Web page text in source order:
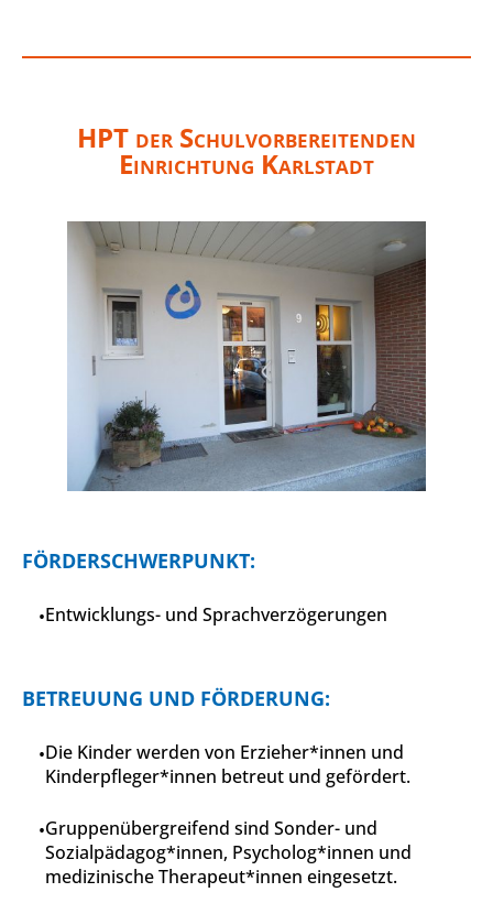
HPT der Schulvorbereitenden
Einrichtung Karlstadt
FÖRDERSCHWERPUNKT:
Entwicklungs- und Sprachverzögerungen
BETREUUNG UND FÖRDERUNG:
Die Kinder werden von Erzieher*innen und
Kinderpfleger*innen betreut und gefördert.
Gruppenübergreifend sind Sonder- und
Sozialpädagog*innen, Psycholog*innen und
medizinische Therapeut*innen eingesetzt.